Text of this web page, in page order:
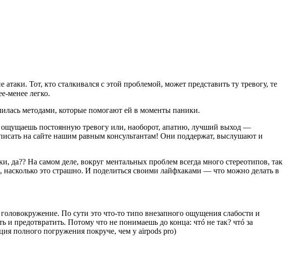
Тот, кто сталкивался с этой проблемой, может представить ту тревогу, те
менее легко.⠀
методами, которые помогают ей в моменты паники.
ощущаешь постоянную тревогу или, наоборот, апатию, лучший выход —
на сайте нашим равным консультантам! Они поддержат, выслушают и
да?? На самом деле, вокруг ментальных проблем всегда много стереотипов, так
насколько это страшно. И поделиться своими лайфхаками — что можно делать в
По сути это что-то типо внезапного ощущения слабости и
и предотвратить. Потому что не понимаешь до конца: чтó не так? чтó за
полного погружения покруче, чем у airpods pro)